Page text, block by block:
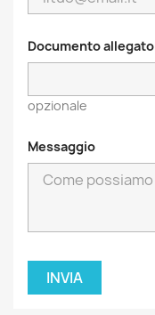
Documento allegato
opzionale
Messaggio